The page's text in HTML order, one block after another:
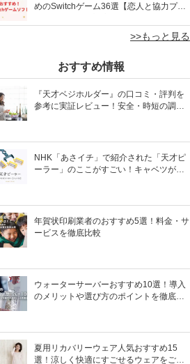
めのSwitchゲーム36選【恋人と協力プレ
>>もっと見る
おすすめ情報
『天才ベジホルダー』の口コミ・評判を
参考に実証レビュー！安全・時短の調理
NHK「あさイチ」で紹介された「天才ピ
ーラー」のここがすごい！キャベツがほ
年賀状印刷業者のおすすめ5選！料金・サ
ービスを徹底比較
ウォーターサーバーおすすめ10選！導入
のメリットや選び方のポイントを徹底解
夏用リカバリーウェア人気おすすめ15
選！涼しく快適にすごせるウェアをご紹